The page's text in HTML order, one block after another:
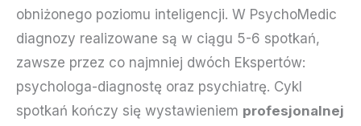
obniżonego poziomu inteligencji. W PsychoMedic
diagnozy realizowane są w ciągu 5-6 spotkań,
zawsze przez co najmniej dwóch Ekspertów:
psychologa-diagnostę oraz psychiatrę. Cykl
spotkań kończy się wystawieniem profesjonalnej